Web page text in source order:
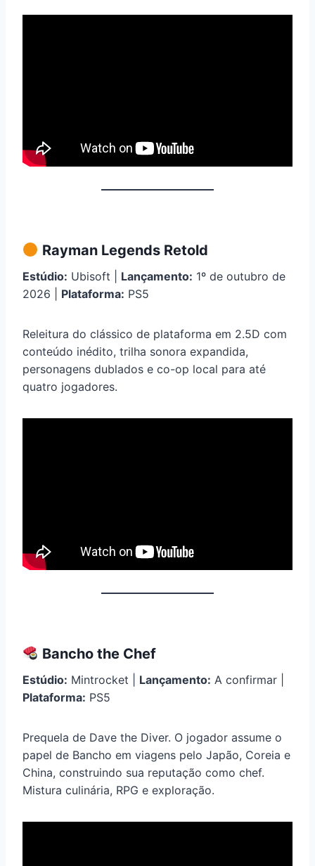
Rayman Legends Retold
Estúdio: Ubisoft | Lançamento: 1º de outubro de
2026 | Plataforma: PS5
Releitura do clássico de plataforma em 2.5D com
conteúdo inédito, trilha sonora expandida,
personagens dublados e co-op local para até
quatro jogadores.
Bancho the Chef
Estúdio: Mintrocket | Lançamento: A confirmar |
Plataforma: PS5
Prequela de Dave the Diver. O jogador assume o
papel de Bancho em viagens pelo Japão, Coreia e
China, construindo sua reputação como chef.
Mistura culinária, RPG e exploração.